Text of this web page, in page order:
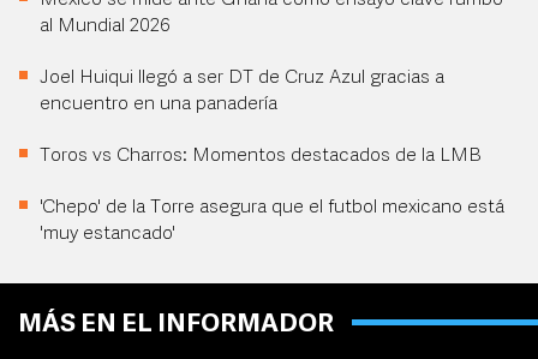
al Mundial 2026
Joel Huiqui llegó a ser DT de Cruz Azul gracias a
encuentro en una panadería
Toros vs Charros: Momentos destacados de la LMB
'Chepo' de la Torre asegura que el futbol mexicano está
'muy estancado'
MÁS EN EL INFORMADOR